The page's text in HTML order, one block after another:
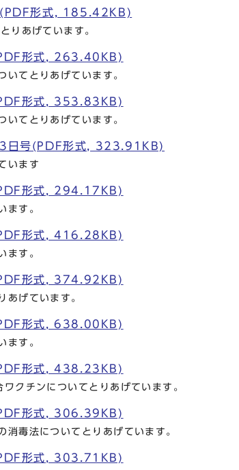
(PDF形式, 185.42KB)
りあげています。
形式, 263.40KB)
いてとりあげています。
形式, 353.83KB)
いてとりあげています。
日号(PDF形式, 323.91KB)
います
形式, 294.17KB)
ます。
形式, 416.28KB)
ます。
形式, 374.92KB)
あげています。
形式, 638.00KB)
ます。
形式, 438.23KB)
クチンについてとりあげています。
形式, 306.39KB)
消毒法についてとりあげています。
形式, 303.71KB)